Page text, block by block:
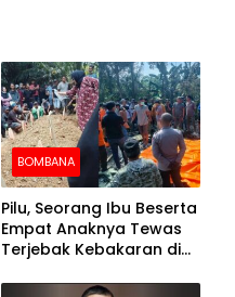
BOMBANA
Pilu, Seorang Ibu Beserta
Empat Anaknya Tewas
Terjebak Kebakaran di